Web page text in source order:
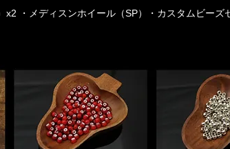
x2 ・メディスンホイール（SP）・カスタムビーズ